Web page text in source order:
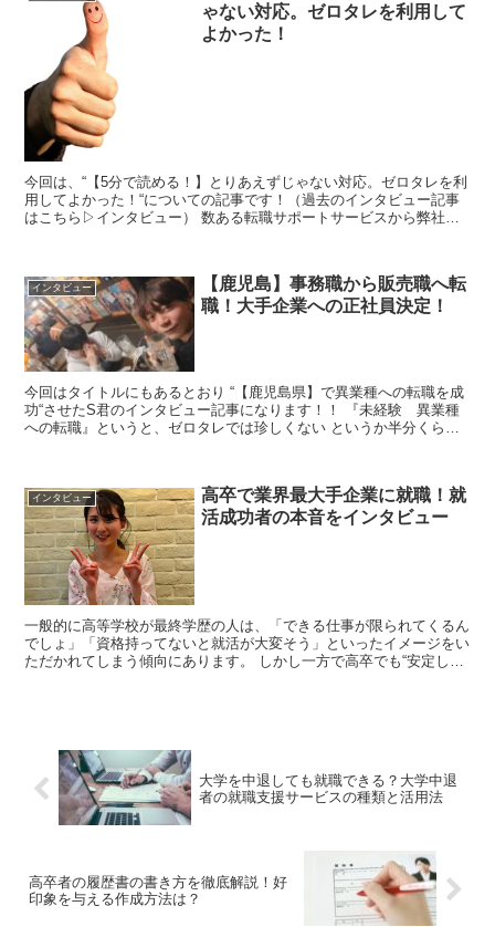
ゃない対応。ゼロタレを利用して
よかった！
今回は、“【5分で読める！】とりあえずじゃない対応。ゼロタレを利
用してよかった！“についての記事です！（過去のインタビュー記事
はこちら▷インタビュー） 数ある転職サポートサービスから弊社ゼ
インタビュー
【鹿児島】事務職から販売職へ転
職！大手企業への正社員決定！
今回はタイトルにもあるとおり “【鹿児島県】で異業種への転職を成
功“させたS君のインタビュー記事になります！！ 『未経験 異業種
への転職』というと、ゼロタレでは珍しくない というか半分くらい
インタビュー
高卒で業界最大手企業に就職！就
活成功者の本音をインタビュー
一般的に高等学校が最終学歴の人は、「できる仕事が限られてくるん
でしょ」「資格持ってないと就活が大変そう」といったイメージをい
ただかれてしまう傾向にあります。 しかし一方で高卒でも“安定した
大学を中退しても就職できる？大学中退
者の就職支援サービスの種類と活用法
高卒者の履歴書の書き方を徹底解説！好
印象を与える作成方法は？